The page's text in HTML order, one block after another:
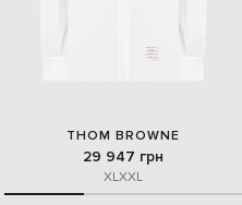
THOM BROWNE
29 947 грн
XLXXL